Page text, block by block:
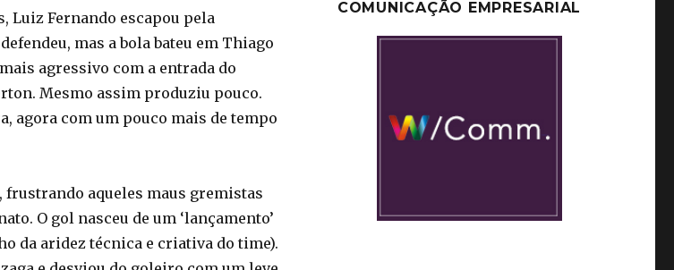
Luiz Fernando escapou pela
mas a bola bateu em Thiago
agressivo com a entrada do
Mesmo assim produziu pouco.
agora com um pouco mais de tempo
frustrando aqueles maus gremistas
O gol nasceu de um ‘lançamento’
da aridez técnica e criativa do time).
COMUNICAÇÃO EMPRESARIAL